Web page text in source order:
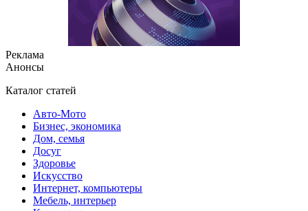
Реклама
Анонсы
Каталог статей
Авто-Мото
Бизнес, экономика
Дом, семья
Досуг
Здоровье
Искусство
Интернет, компьютеры
Мебель, интерьер